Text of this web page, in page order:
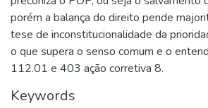
porém a balança do direito pende
tese de inconstitucionalidade da
o que supera o senso comum e o
112.01 e 403 ação corretiva 8.
Keywords